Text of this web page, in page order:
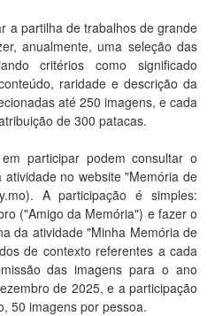
a partilha de trabalhos de grande
anualmente, uma seleção das
critérios como significado
raridade e descrição da
até 250 imagens, e cada
de 300 patacas.
participar podem consultar o
no website "Memória de
). A participação é simples:
("Amigo da Memória") e fazer o
da atividade "Minha Memória de
de contexto referentes a cada
das imagens para o ano
de 2025, e a participação
50 imagens por pessoa.